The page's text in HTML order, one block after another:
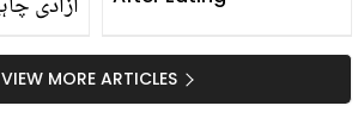
پر کیوں
صارفین
VIEW MORE ARTICLES